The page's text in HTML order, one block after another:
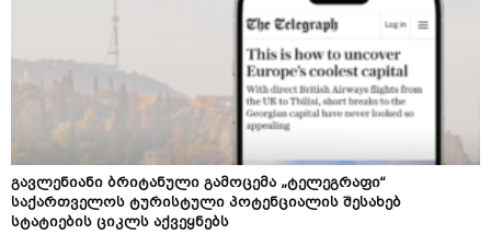
გავლენიანი ბრიტანული გამოცემა „ტელეგრაფი“
საქართველოს ტურისტული პოტენციალის შესახებ
სტატიების ციკლს აქვეყნებს